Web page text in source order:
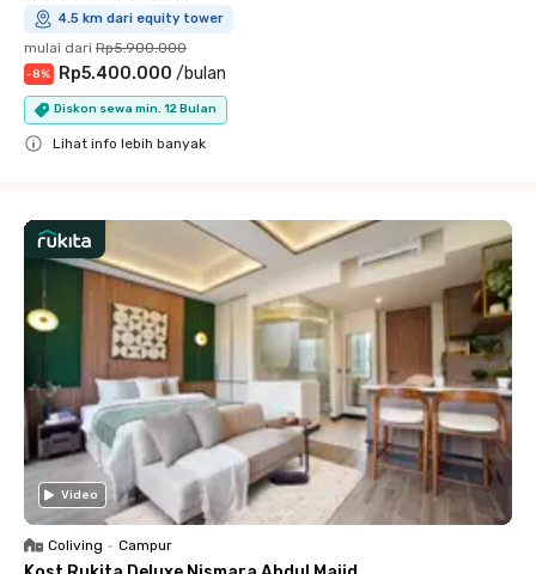
4.5 km dari equity tower
mulai dari Rp5.900.000
-8% Rp5.400.000 /bulan
Diskon sewa min. 12 Bulan
Lihat info lebih banyak
Video
Coliving • Campur